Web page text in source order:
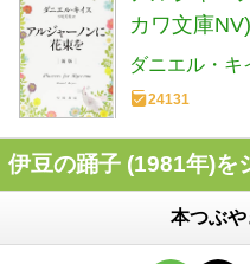
カワ文庫NV)
ダニエル・キ
24131
伊豆の踊子 (1981年)を
本つぶや